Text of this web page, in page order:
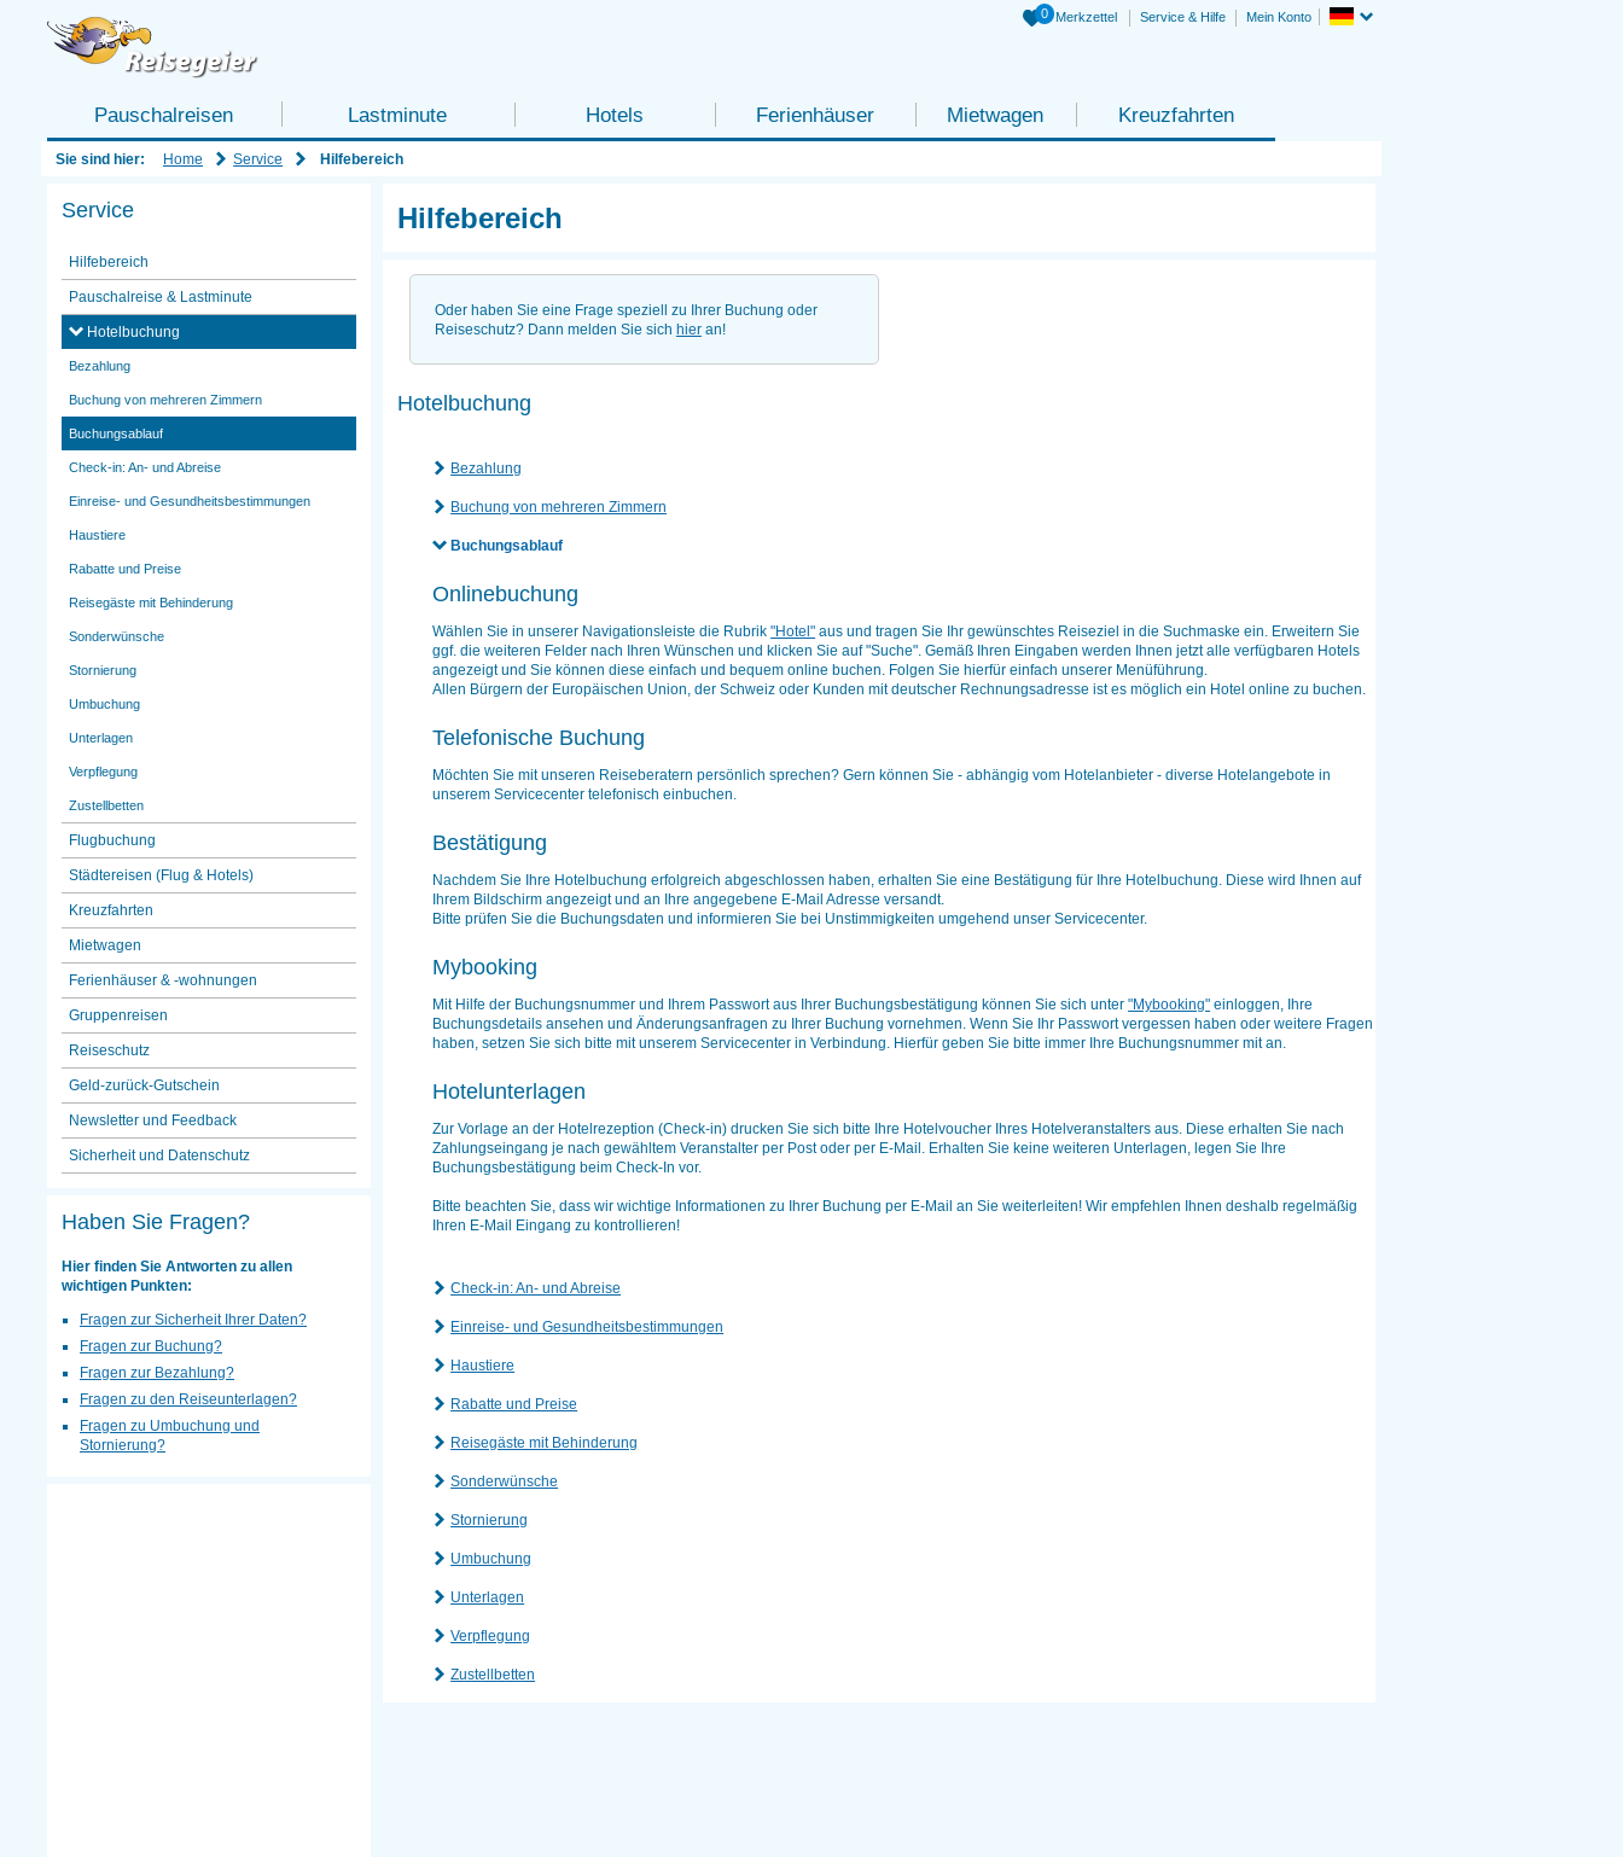
Pauschalreisen Lastminute Hotels Ferienhäuser Mietwagen Kreuzfahrten
0 Merkzettel Service & Hilfe Mein Konto
Sie sind hier: Home Service Hilfebereich
Hilfebereich
Oder haben Sie eine Frage speziell zu Ihrer Buchung oder
Reiseschutz? Dann melden Sie sich hieran!
Hotelbuchung
Bezahlung
Buchung von mehreren Zimmern
Buchungsablauf
Onlinebuchung
Wählen Sie in unserer Navigationsleiste die Rubrik"Hotel" aus und tragen Sie Ihr gewünschtes Reiseziel in die Suchmaske ein. Erweitern Sie
ggf. die weiteren Felder nach Ihren Wünschen und klicken Sie auf "Suche". Gemäß Ihren Eingaben werden Ihnen jetzt alle verfügbaren Hotels
angezeigt und Sie können diese einfach und bequem online buchen. Folgen Sie hierfür einfach unserer Menüführung.
Allen Bürgern der Europäischen Union, der Schweiz oder Kunden mit deutscher Rechnungsadresse ist es möglich ein Hotel online zu buchen.
Telefonische Buchung
Möchten Sie mit unseren Reiseberatern persönlich sprechen? Gern können Sie - abhängig vom Hotelanbieter - diverse Hotelangebote in
unserem Servicecenter telefonisch einbuchen.
Bestätigung
Nachdem Sie Ihre Hotelbuchung erfolgreich abgeschlossen haben, erhalten Sie eine Bestätigung für Ihre Hotelbuchung. Diese wird Ihnen auf
Ihrem Bildschirm angezeigt und an Ihre angegebene E-Mail Adresse versandt.
Bitte prüfen Sie die Buchungsdaten und informieren Sie bei Unstimmigkeiten umgehend unser Servicecenter.
Mybooking
Mit Hilfe der Buchungsnummer und Ihrem Passwort aus Ihrer Buchungsbestätigung können Sie sich unter"Mybooking" einloggen, Ihre
Buchungsdetails ansehen und Änderungsanfragen zu Ihrer Buchung vornehmen. Wenn Sie Ihr Passwort vergessen haben oder weitere Fragen
haben, setzen Sie sich bitte mit unserem Servicecenter in Verbindung. Hierfür geben Sie bitte immer Ihre Buchungsnummer mit an.
Hotelunterlagen
Zur Vorlage an der Hotelrezeption (Check-in) drucken Sie sich bitte Ihre Hotelvoucher Ihres Hotelveranstalters aus. Diese erhalten Sie nach
Zahlungseingang je nach gewähltem Veranstalter per Post oder per E-Mail. Erhalten Sie keine weiteren Unterlagen, legen Sie Ihre
Buchungsbestätigung beim Check-In vor.
Bitte beachten Sie, dass wir wichtige Informationen zu Ihrer Buchung per E-Mail an Sie weiterleiten! Wir empfehlen Ihnen deshalb regelmäßig
Ihren E-Mail Eingang zu kontrollieren!
Check-in: An- und Abreise
Einreise- und Gesundheitsbestimmungen
Haustiere
Rabatte und Preise
Reisegäste mit Behinderung
Sonderwünsche
Stornierung
Umbuchung
Unterlagen
Verpflegung
Zustellbetten
Service
Hilfebereich
Pauschalreise & Lastminute
Hotelbuchung
Bezahlung
Buchung von mehreren Zimmern
Buchungsablauf
Check-in: An- und Abreise
Einreise- und Gesundheitsbestimmungen
Haustiere
Rabatte und Preise
Reisegäste mit Behinderung
Sonderwünsche
Stornierung
Umbuchung
Unterlagen
Verpflegung
Zustellbetten
Flugbuchung
Städtereisen (Flug & Hotels)
Kreuzfahrten
Mietwagen
Ferienhäuser & -wohnungen
Gruppenreisen
Reiseschutz
Geld-zurück-Gutschein
Newsletter und Feedback
Sicherheit und Datenschutz
Haben Sie Fragen?
Hier finden Sie Antworten zu allen
wichtigen Punkten:
Fragen zur Sicherheit Ihrer Daten?
Fragen zur Buchung?
Fragen zur Bezahlung?
Fragen zu den Reiseunterlagen?
Fragen zu Umbuchung und
Stornierung?